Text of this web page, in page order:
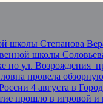
школы Степанова
школы
по ул. Возрождения
провела
4 августа в
прошло в игровой